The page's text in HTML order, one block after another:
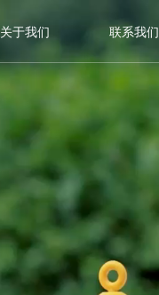
关于我们 联系我们